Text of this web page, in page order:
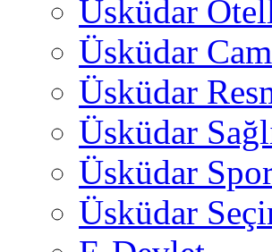
Üsküdar
Üsküdar
Üsküdar
Üsküdar
Üsküdar
Üsküdar